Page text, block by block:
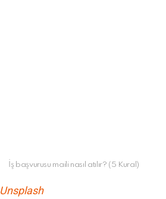
İş başvurusu maili nasıl atılır? (5 Kural)
Unsplash